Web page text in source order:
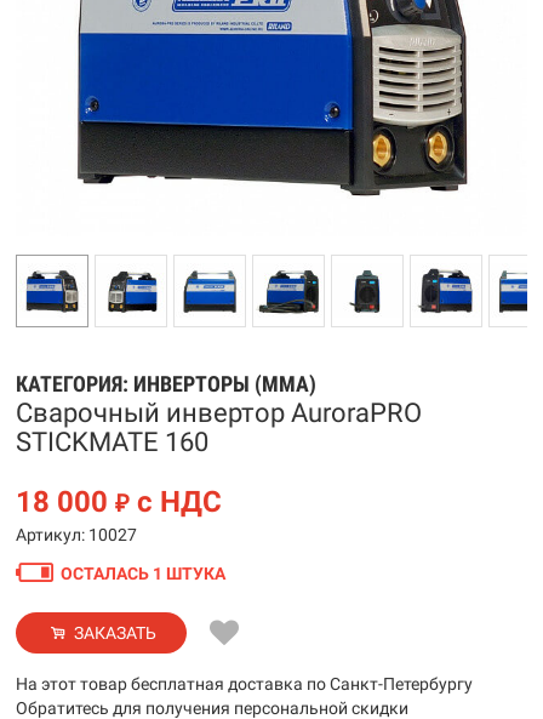
КАТЕГОРИЯ: ИНВЕРТОРЫ (MMA)
Сварочный инвертор AuroraPRO
STICKMATE 160
18 000 ₽ с НДС
Артикул: 10027
ОСТАЛАСЬ 1 ШТУКА
ЗАКАЗАТЬ
На этот товар бесплатная доставка по Санкт-Петербургу
Обратитесь для получения персональной скидки